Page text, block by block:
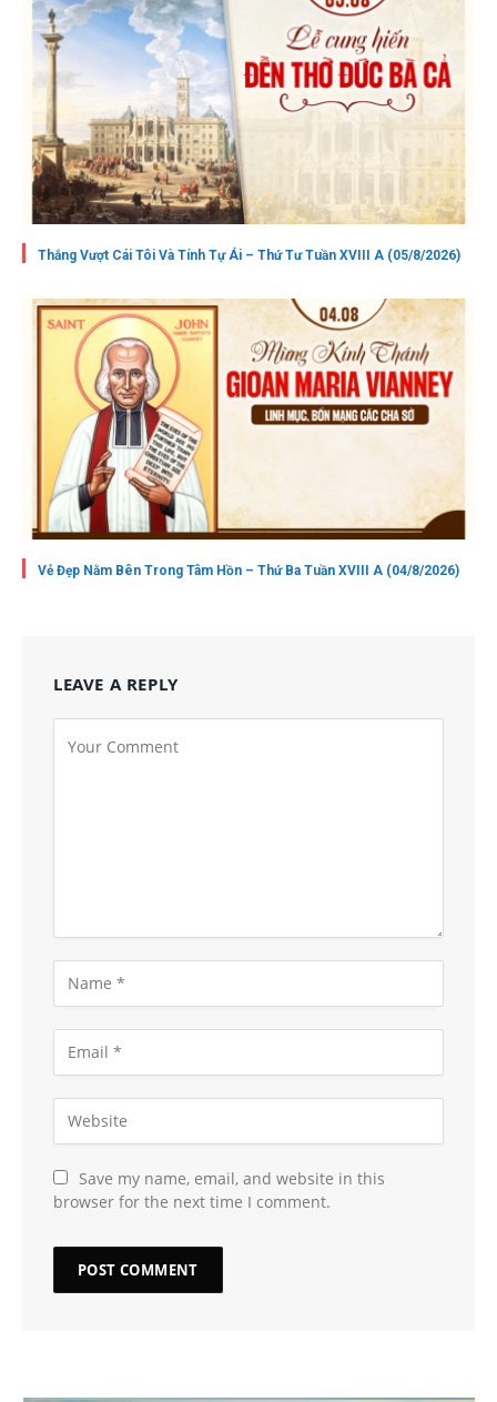
Thắng Vượt Cái Tôi Và Tính Tự Ái – Thứ Tư Tuần XVIII A (05/8/2026)
Vẻ Đẹp Nằm Bên Trong Tâm Hồn – Thứ Ba Tuần XVIII A (04/8/2026)
LEAVE A REPLY
Save my name, email, and website in this
browser for the next time I comment.